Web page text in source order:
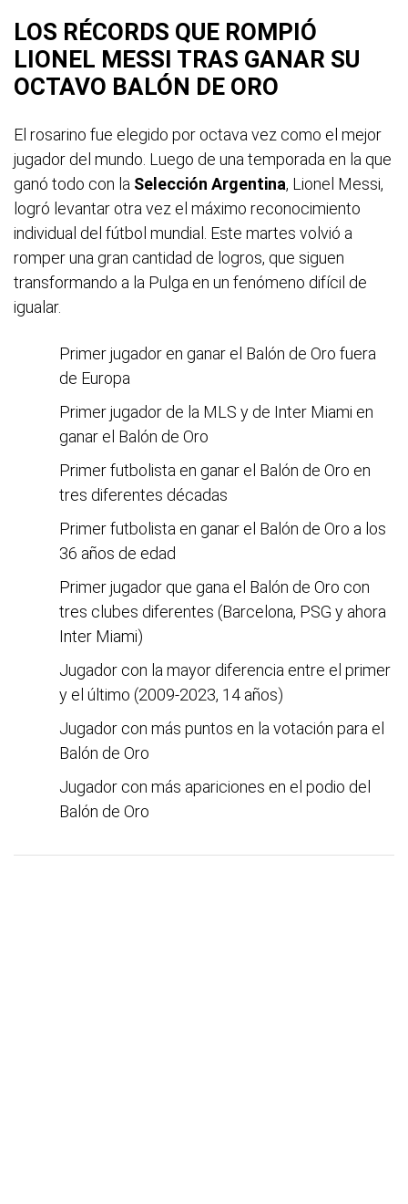
LOS RÉCORDS QUE ROMPIÓ
LIONEL MESSI TRAS GANAR SU
OCTAVO BALÓN DE ORO
El rosarino fue elegido por octava vez como el mejor
jugador del mundo. Luego de una temporada en la que
ganó todo con la Selección Argentina, Lionel Messi,
logró levantar otra vez el máximo reconocimiento
individual del fútbol mundial. Este martes volvió a
romper una gran cantidad de logros, que siguen
transformando a la Pulga en un fenómeno difícil de
igualar.
Primer jugador en ganar el Balón de Oro fuera
de Europa
Primer jugador de la MLS y de Inter Miami en
ganar el Balón de Oro
Primer futbolista en ganar el Balón de Oro en
tres diferentes décadas
Primer futbolista en ganar el Balón de Oro a los
36 años de edad
Primer jugador que gana el Balón de Oro con
tres clubes diferentes (Barcelona, PSG y ahora
Inter Miami)
Jugador con la mayor diferencia entre el primer
y el último (2009-2023, 14 años)
Jugador con más puntos en la votación para el
Balón de Oro
Jugador con más apariciones en el podio del
Balón de Oro